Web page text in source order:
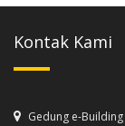
Kontak Kami
Gedung e-Building